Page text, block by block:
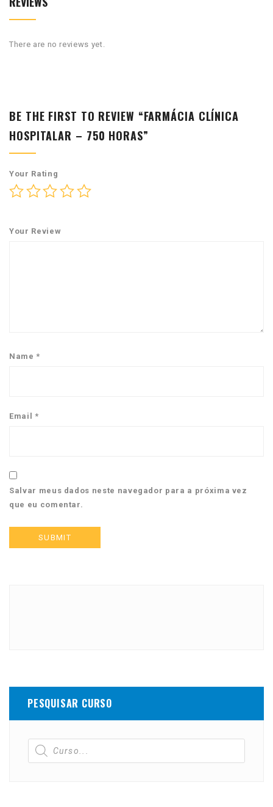
There are no reviews yet.
BE THE FIRST TO REVIEW “FARMÁCIA CLÍNICA
HOSPITALAR – 750 HORAS”
Your Rating
Your Review
Name*
Email *
Salvar meus dados neste navegador para a próxima vez
que eu comentar.
PESQUISAR CURSO